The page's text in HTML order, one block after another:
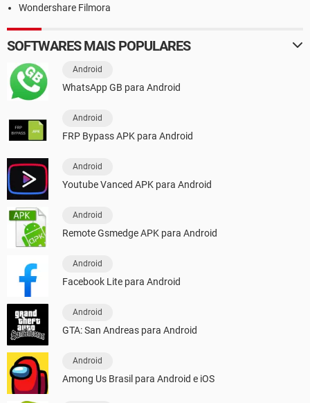
Wondershare Filmora
SOFTWARES MAIS POPULARES
Android
WhatsApp GB para Android
Android
FRP Bypass APK para Android
Android
Youtube Vanced APK para Android
Android
Remote Gsmedge APK para Android
Android
Facebook Lite para Android
Android
GTA: San Andreas para Android
Android
Among Us Brasil para Android e iOS